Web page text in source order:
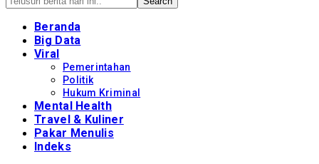
Beranda
Big Data
Viral
Pemerintahan
Politik
Hukum Kriminal
Mental Health
Travel & Kuliner
Pakar Menulis
Indeks